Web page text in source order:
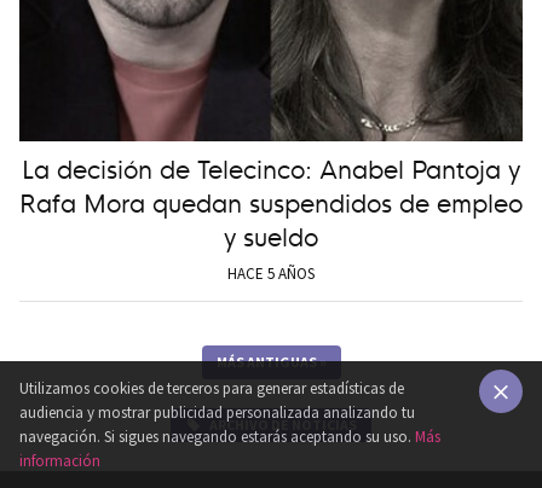
La decisión de Telecinco: Anabel Pantoja y
Rafa Mora quedan suspendidos de empleo
y sueldo
HACE 5 AÑOS
MÁS ANTIGUAS»
ARCHIVO DE NOTICIAS
Utilizamos cookies de terceros para generar estadísticas de
audiencia y mostrar publicidad personalizada analizando tu
navegación. Si sigues navegando estarás aceptando su uso. Más
información